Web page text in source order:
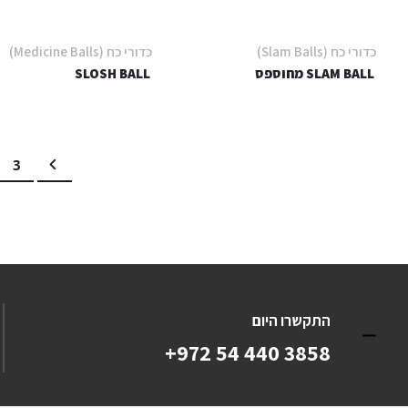
כדורי כח (Slam Balls)
SLAM BALL מחוספס
כדורי כח (Medicine Balls)
SLOSH BALL
עמוד
הקודםעמוד
3
התקשרו היום
+972 54 440 3858